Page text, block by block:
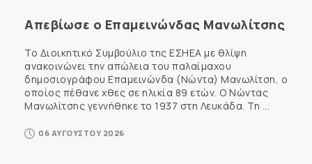
Απεβίωσε ο Επαμεινώνδας Μανωλίτσης
Το Διοικητικό Συμβούλιο της ΕΣΗΕΑ με θλίψη
ανακοινώνει την απώλεια του παλαίμαχου
δημοσιογράφου Επαμεινώνδα (Νώντα) Μανωλίτση, ο
οποίος πέθανε χθες σε ηλικία 89 ετών. Ο Νώντας
Μανωλίτσης γεννήθηκε το 1937 στη Λευκάδα. Τη ...
06 ΑΥΓΟΥΣΤΟΥ 2026